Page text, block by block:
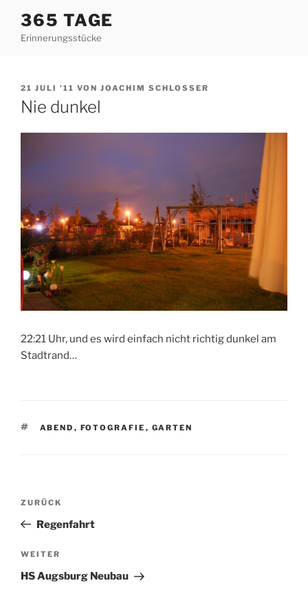
Inhalt
springen
365 TAGE
Erinnerungsstücke
VERÖFFENTLICHT
AM
21 JULI ’11 VON JOACHIM SCHLOSSER
Nie dunkel
22:21 Uhr, und es wird einfach nicht richtig dunkel am
Stadtrand…
SCHLAGWÖRTER
ABEND , FOTOGRAFIE , GARTEN
Beitragsnavigation
Vorheriger
Beitrag
ZURÜCK
Regenfahrt
Nächster
Beitrag
WEITER
HS Augsburg Neubau